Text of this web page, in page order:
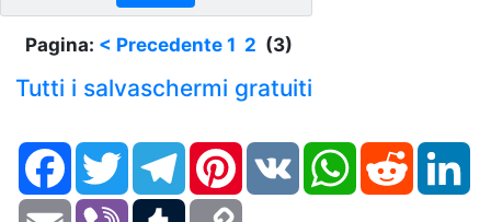
Pagina: < Precedente 1 2 (3)
Tutti i salvaschermi gratuiti
FacebookTwitter TelegramPinterestVK WhatsAppReddit
Email Viber Tumblr